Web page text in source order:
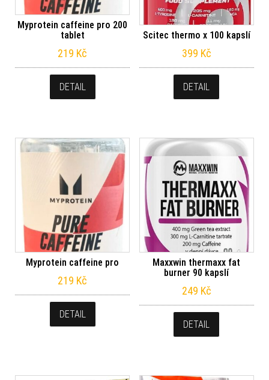
Myprotein caffeine pro 200
tablet
219 Kč
DETAIL
Scitec thermo x 100 kapslí
399 Kč
DETAIL
Myprotein caffeine pro
219 Kč
DETAIL
Maxxwin thermaxx fat
burner 90 kapslí
249 Kč
DETAIL